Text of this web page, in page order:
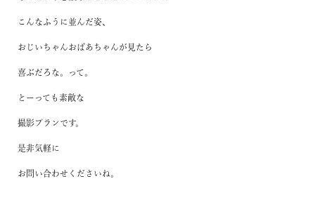
こんなふうに並んだ姿、
おじいちゃんおばあちゃんが見たら
喜ぶだろな。 って。
とーっても素敵な
撮影プランです。
是非気軽に
お問い合わせくださいね。